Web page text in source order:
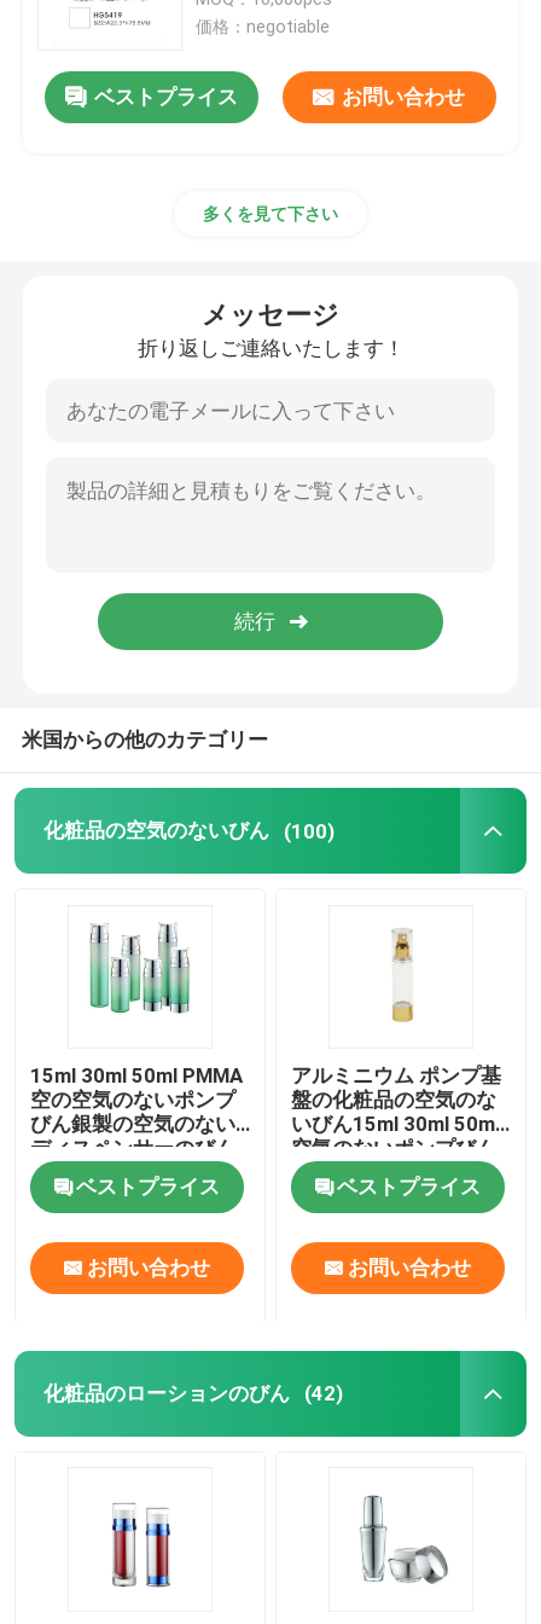
空のアイライナーのびん
空のマスカラの管
びんのプラスチック ロール
シャンプーおよびコンディショナーのびん
マニキュアの除去剤のびん
プラスチック薄板にされた管
プラスチックねじ帽子
化粧品のローション ポンプ
泡ディスペンサー ポンプ
価格：negotiable
ベストプライス お問い合わせ
多くを見て下さい
メッセージ
折り返しご連絡いたします！
米国からの他のカテゴリー
化粧品の空気のないびん (100)
15ml 30ml 50ml PMMA
空の空気のないポンプ
びん銀製の空気のない
ディスペンサーのびん
ベストプライス
お問い合わせ
アルミニウム ポンプ基
盤の化粧品の空気のな
いびん15ml 30ml 50ml
空気のないポンプびん
ベストプライス
お問い合わせ
化粧品のローションのびん (42)